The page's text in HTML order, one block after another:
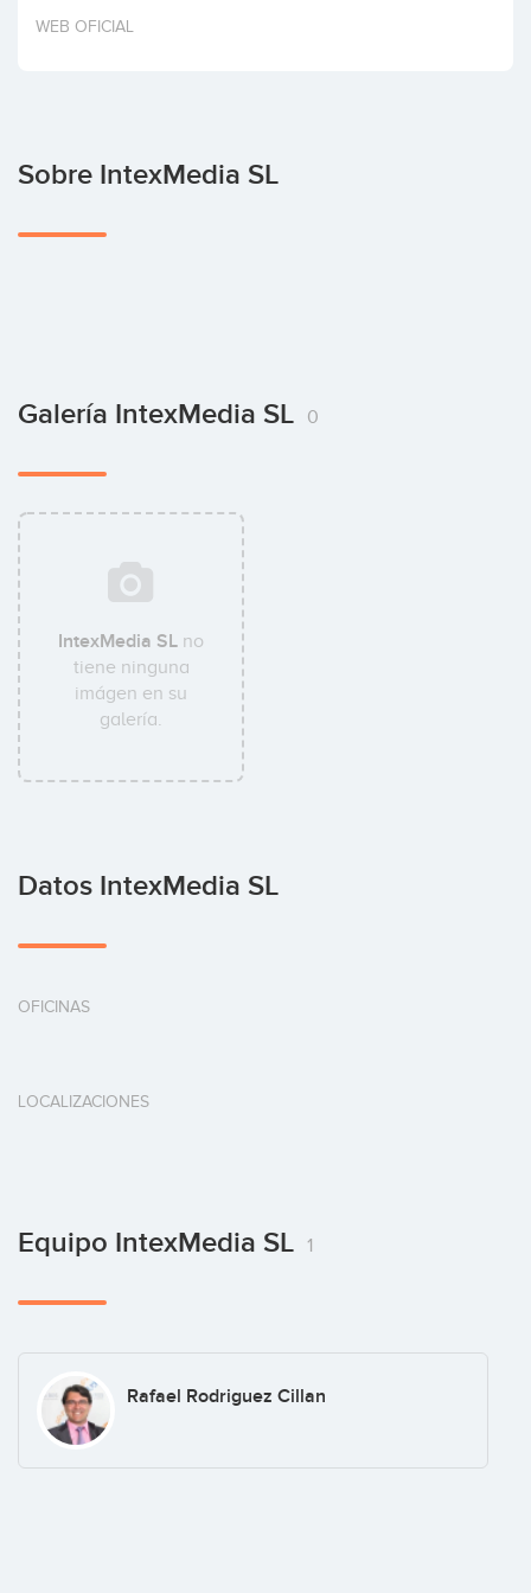
Invertir
WEB OFICIAL
Sobre IntexMedia SL
Galería IntexMedia SL 0
IntexMedia SL no
tiene ninguna
imágen en su
galería.
Datos IntexMedia SL
OFICINAS
LOCALIZACIONES
Equipo IntexMedia SL 1
Rafael Rodriguez Cillan